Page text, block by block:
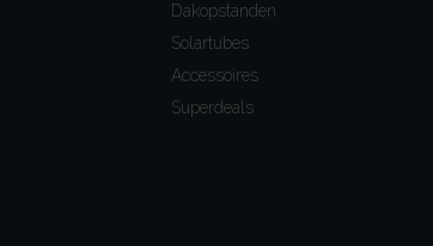
Dakopstanden
Solartubes
Accessoires
Superdeals